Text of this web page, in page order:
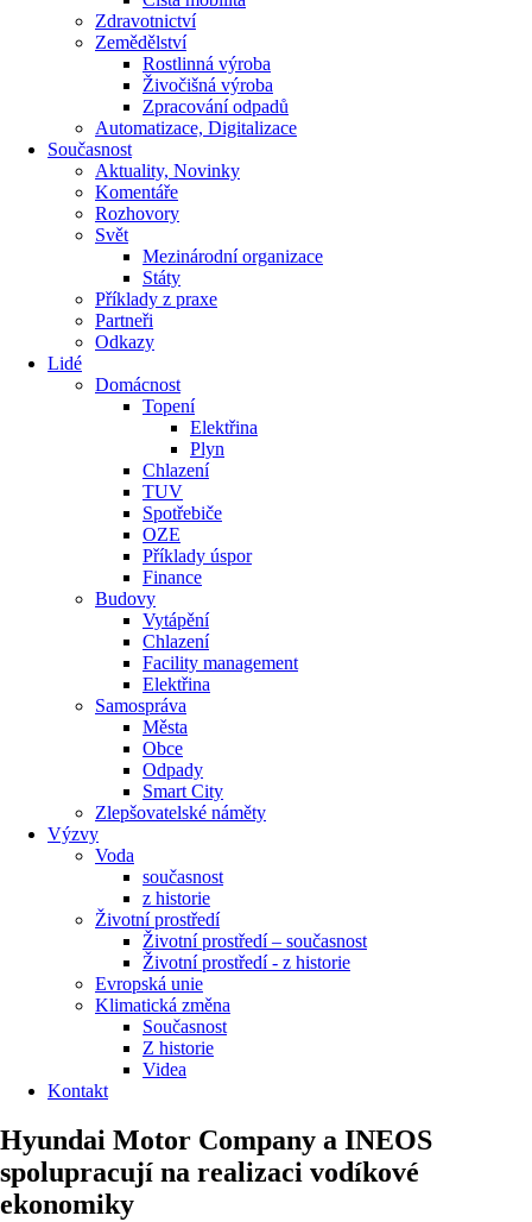
Zdravotnictví
Zemědělství
Rostlinná výroba
Živočišná výroba
Zpracování odpadů
Automatizace, Digitalizace
Současnost
Aktuality, Novinky
Komentáře
Rozhovory
Svět
Mezinárodní organizace
Státy
Příklady z praxe
Partneři
Odkazy
Lidé
Domácnost
Topení
Elektřina
Plyn
Chlazení
TUV
Spotřebiče
OZE
Příklady úspor
Finance
Budovy
Vytápění
Chlazení
Facility management
Elektřina
Samospráva
Města
Obce
Odpady
Smart City
Zlepšovatelské náměty
Výzvy
Voda
současnost
z historie
Životní prostředí
Životní prostředí – současnost
Životní prostředí ​- z historie
Evropská unie
Klimatická změna
Současnost
Z historie
Videa
Kontakt
Hyundai Motor Company a INEOS
spolupracují na realizaci vodíkové
ekonomiky